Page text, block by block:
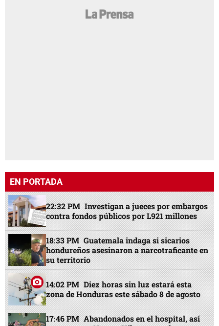
EN PORTADA
22:32 PM Investigan a jueces por embargos
contra fondos públicos por L921 millones
18:33 PM Guatemala indaga si sicarios
hondureños asesinaron a narcotraficante en
su territorio
14:02 PM Diez horas sin luz estará esta
zona de Honduras este sábado 8 de agosto
17:46 PM Abandonados en el hospital, así